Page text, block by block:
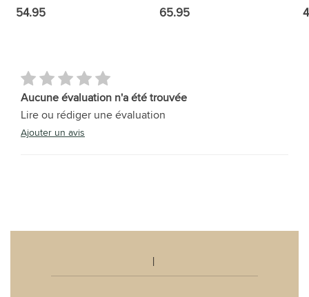
54.95 65.95
Aucune évaluation n'a été trouvée
Lire ou rédiger une évaluation
Ajouter un avis